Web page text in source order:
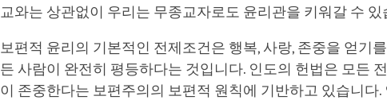
교와는 상관없이 우리는 무종교자로도 윤리관을 키워갈 수 있
보편적 윤리의 기본적인 전제조건은 행복, 사랑, 존중을 얻기
든 사람이 완전히 평등하다는 것입니다. 인도의 헌법은 모든
이 존중한다는 보편주의의 보편적 원칙에 기반하고 있습니다